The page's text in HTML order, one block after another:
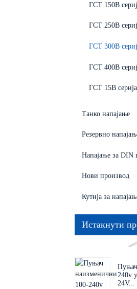
ГСТ 150В
ГСТ 250В
ГСТ 300В
ГСТ 400В
ГСТ 15В серија
Танко напајање
Резервно
Напајање за
Нови производ
Кутија за
Истакнути
240v
24V...